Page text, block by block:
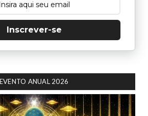
Inscrever-se
EVENTO ANUAL 2026